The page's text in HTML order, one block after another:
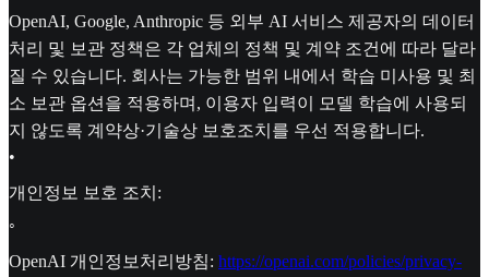
OpenAI, Google, Anthropic 등 외부 AI 서비스 제공자의 데이터
처리 및 보관 정책은 각 업체의 정책 및 계약 조건에 따라 달라
질 수 있습니다. 회사는 가능한 범위 내에서 학습 미사용 및 최
소 보관 옵션을 적용하며, 이용자 입력이 모델 학습에 사용되
지 않도록 계약상·기술상 보호조치를 우선 적용합니다.
•
개인정보 보호 조치:
◦
OpenAI 개인정보처리방침: https://openai.com/policies/privacy-